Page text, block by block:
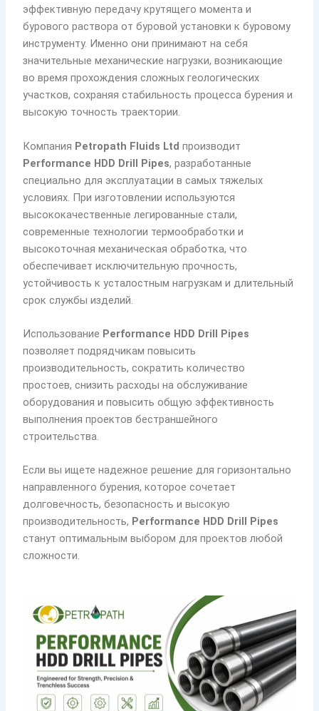
эффективную передачу крутящего момента и
бурового раствора от буровой установки к буровому
инструменту. Именно они принимают на себя
значительные механические нагрузки, возникающие
во время прохождения сложных геологических
участков, сохраняя стабильность процесса бурения и
высокую точность траектории.
Компания Petropath Fluids Ltd производит
Performance HDD Drill Pipes, разработанные
специально для эксплуатации в самых тяжелых
условиях. При изготовлении используются
высококачественные легированные стали,
современные технологии термообработки и
высокоточная механическая обработка, что
обеспечивает исключительную прочность,
устойчивость к усталостным нагрузкам и длительный
срок службы изделий.
Использование Performance HDD Drill Pipes
позволяет подрядчикам повысить
производительность, сократить количество
простоев, снизить расходы на обслуживание
оборудования и повысить общую эффективность
выполнения проектов бестраншейного
строительства.
Если вы ищете надежное решение для горизонтально
направленного бурения, которое сочетает
долговечность, безопасность и высокую
производительность, Performance HDD Drill Pipes
станут оптимальным выбором для проектов любой
сложности.